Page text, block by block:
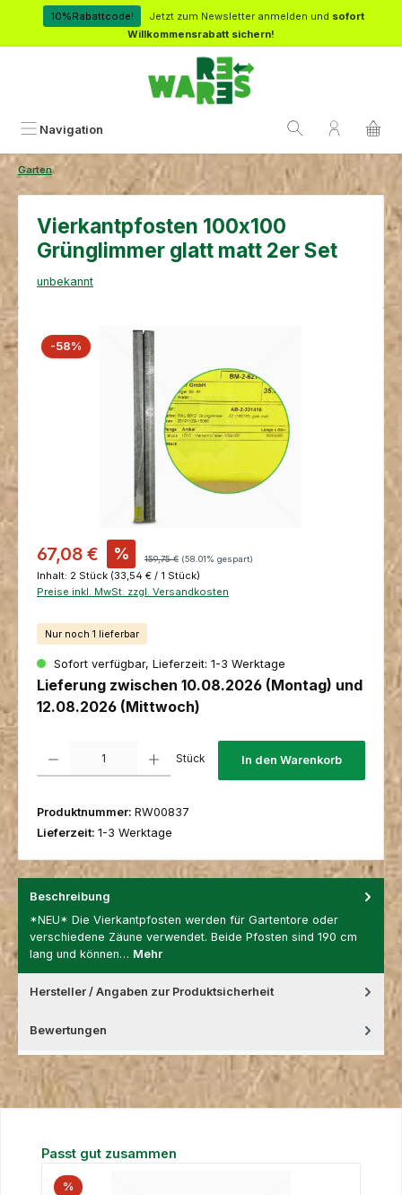
Zum Hauptinhalt springen
10%Rabattcode! Jetzt zum Newsletter anmelden und sofort
Willkommensrabatt sichern!
Navigation
Garten
Vierkantpfosten 100x100
Grünglimmer glatt matt 2er Set
unbekannt
Bildergalerie überspringen
-58% Rabatt
Verkaufspreis:
67,08 € % Regulärer Preis:
159,75 € (58.01% gespart)
Inhalt: 2 Stück (33,54 € / 1 Stück)
Preise inkl. MwSt. zzgl. Versandkosten
Nur noch 1 lieferbar
Sofort verfügbar, Lieferzeit: 1-3 Werktage
Lieferung zwischen 10.08.2026 (Montag) und
12.08.2026 (Mittwoch)
Stück In den Warenkorb
Produktnummer: RW00837
Lieferzeit: 1-3 Werktage
Beschreibung
*NEU* Die Vierkantpfosten werden für Gartentore oder
verschiedene Zäune verwendet. Beide Pfosten sind 190 cm
lang und können… Mehr
Hersteller / Angaben zur Produktsicherheit
Bewertungen
Produktgalerie überspringen
Passt gut zusammen
%